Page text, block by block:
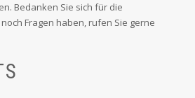
Bedanken Sie sich für die
Fragen haben, rufen Sie gerne